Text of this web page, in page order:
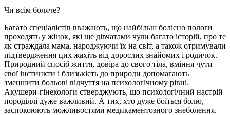
Чи всім боляче?
Багато спеціалістів вважають, що найбільш болісно пологи
проходять у жінок, які ще дівчатами чули багато історій, про те
як страждала мама, народжуючи їх на світ, а також отримували
підтвердження цих жахіть від дорослих знайомих і родичок.
Природний спосіб життя, довіра до свого тіла, вміння чути
свої інстинкти і близькість до природи допомагають
зменшити больові відчуття на психологічному рівні.
Акушери-гінекологи стверджують, що психологічний настрій
породіллі дуже важливий. А тих, хто дуже боїться болю,
заспокоюють можливостями медикаментозного знеболення.